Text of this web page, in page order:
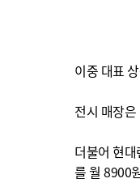
이중 대표
전시 매장
더불어 현
를 월 8900